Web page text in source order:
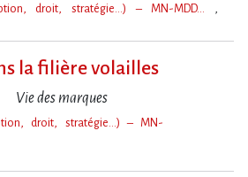
droit, stratégie…) – MN-MDD…
la filière volailles
Vie des marques
droit, stratégie…) – MN-